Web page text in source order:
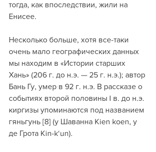
тогда, как впоследствии, жили на
Енисее.
Несколько больше, хотя все-таки
очень мало географических данных
мы находим в «Истории старших
Хань» (206 г. до н.э. — 25 г. н.э.); автор
Бань Гу, умер в 92 г. н.э. В рассказе о
событиях второй половины I в. до н.э.
киргизы упоминаются под названием
гяньгунь [8] (у Шаванна Kien koen, у
де Грота Kin-k‘un).